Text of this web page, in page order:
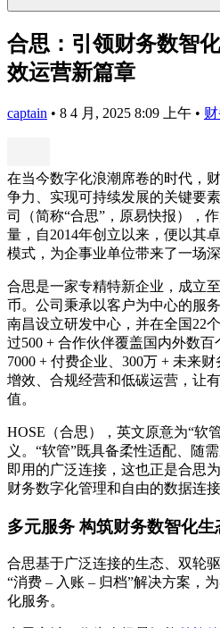
合思：引领财务数智
效运营新篇章
captain • 8 4 月, 2025 8:09 上午 •
在当今数字化浪潮席卷的时代，
争力、实现可持续发展的关键要
司（简称“合思”，原易快报），
量，自2014年创立以来，便以其
模式，为企事业单位带来了一场
合思是一家专精特新企业，成立
币。公司秉承以客户为中心的服
南昌设立研发中心，并在全国22
过500 + 合作伙伴覆盖国内外数
7000 + 付费企业、300万 + 未来
增效、合规经营和低碳运营，让
值。
HOSE（合思），英文原意为“软
义。“软管”既具备柔性适配、随
即用的广泛连接，这也正是合思
财务数字化管理和自由的数据连接
多元服务 构筑财务数智化生
合思基于广泛连接的生态、双轮
“消费 – 入账 – 归档”解决方案，
化服务。